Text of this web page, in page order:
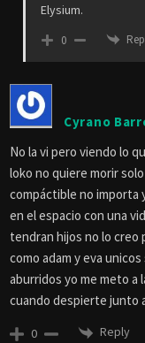
Elysium.
0
Cyrano
No la vi pero viendo lo
loko no quiere morir
compáctible no importa
en el espacio con una
tendran hijos no lo creo
como adam y eva
aburridos yo me meto a
cuando despierte junto
0 Reply